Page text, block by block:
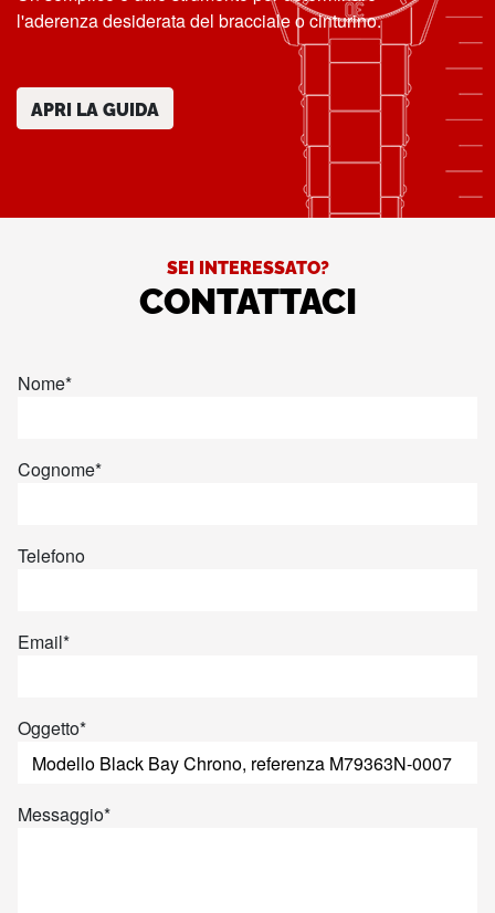
l'aderenza desiderata del bracciale o cinturino.
APRI LA GUIDA
SEI INTERESSATO?
CONTATTACI
Nome*
Cognome*
Telefono
Email*
Oggetto*
Messaggio*